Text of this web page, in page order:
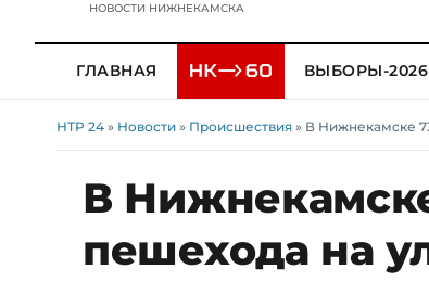
НОВОСТИ НИЖНЕКАМСКА
ГЛАВНАЯ ВЫБОРЫ-2026
НТР 24 » Новости » Происшествия » В Нижнекамске
В
пешехода на